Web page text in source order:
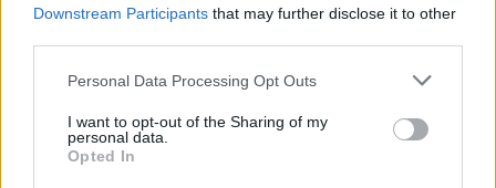
Downstream Participants that may further disclose it to other
Personal Data Processing Opt Outs
I want to opt-out of the Sharing of my
personal data.
Opted In